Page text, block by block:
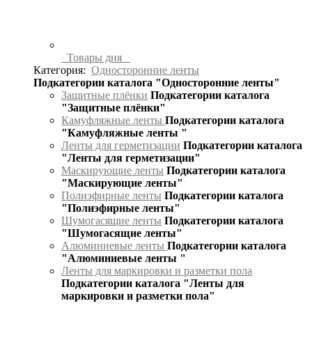
Товары дня
Категория: Односторонние ленты
Подкатегории каталога "Односторонние ленты"
Защитные плёнки Подкатегории каталога
"Защитные плёнки"
Камуфляжные ленты Подкатегории каталога
"Камуфляжные ленты "
Ленты для герметизации Подкатегории каталога
"Ленты для герметизации"
Маскирующие ленты Подкатегории каталога
"Маскирующие ленты"
Полиэфирные ленты Подкатегории каталога
"Полиэфирные ленты"
Шумогасящие ленты Подкатегории каталога
"Шумогасящие ленты"
Алюминиевые ленты Подкатегории каталога
"Алюминиевые ленты "
Ленты для маркировки и разметки пола
Подкатегории каталога "Ленты для
маркировки и разметки пола"